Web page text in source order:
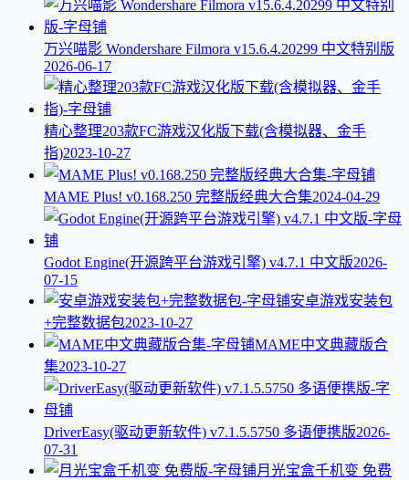
万兴喵影 Wondershare Filmora v15.6.4.20299 中文特别版
2026-06-17
精心整理203款FC游戏汉化版下载(含模拟器、金手
指)2023-10-27
MAME Plus! v0.168.250 完整版经典大合集2024-04-29
Godot Engine(开源跨平台游戏引擎) v4.7.1 中文版2026-
07-15
安卓游戏安装包
+完整数据包2023-10-27
MAME中文典藏版合
集2023-10-27
DriverEasy(驱动更新软件) v7.1.5.5750 多语便携版2026-
07-31
月光宝盒千机变 免费